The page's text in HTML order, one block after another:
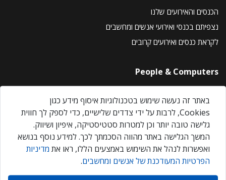
הכנסים והאירועים שלנו
נצפיתם בכנסי ואירועי אנשים ומחשבים
לקראת כנסים ואירועים קרובים
People & Computers
About Us
Privacy Policy
Contact Us
Our Events
אנשים ומחשבים © 2026 – כל הזכויות שמורות
באתר זה נעשה שימוש בטכנולוגיות איסוף מידע כגון
Cookies, לרבות על ידי צדדים שלישיים, כדי לספק לך חווית
גלישה טובה יותר וכן למטרות סטטיסטיקה, איפיון ושיווק.
המשך הגלישה באתר מהווה הסכמתך לכך. למידע נוסף בנושא
ואפשרות לנהל את השימוש באמצעים הללו, ראו את מדיניות
הפרטיות המעודכנת של אנשים ומחשבים.